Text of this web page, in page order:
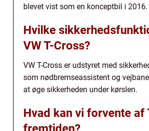
blevet vist som en konceptbil i 2016.
Hvilke
VW T-Cross?
VW T-Cross er udstyret med
som nødbremseassistent og
at øge sikkerheden under kørslen.
Hvad kan vi forvente af